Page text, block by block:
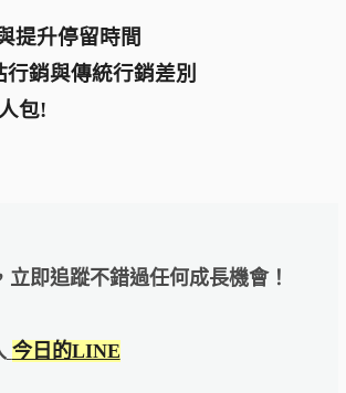
提升停留時間
銷與傳統行銷差別
包!
即追蹤不錯過任何成長機會！
今日的LINE